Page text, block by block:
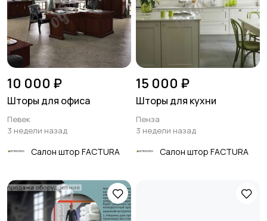
10 000 ₽
Шторы для офиса
Певек
3 недели назад
Салон штор FACTURA
15 000 ₽
Шторы для кухни
Пенза
3 недели назад
Салон штор FACTURA